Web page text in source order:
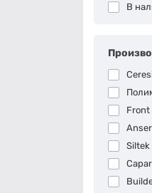
В
Front
Siltek